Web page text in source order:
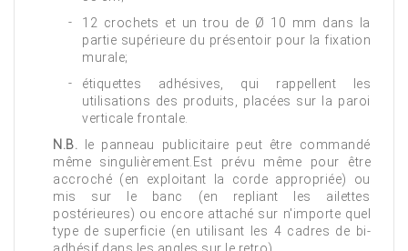
12 crochets et un trou de Ø 10 mm dans la
partie supérieure du présentoir pour la fixation
murale;
étiquettes adhésives, qui rappellent les
utilisations des produits, placées sur la paroi
verticale frontale.
N.B. le panneau publicitaire peut être commandé
même singulièrement.Est prévu même pour être
accroché (en exploitant la corde appropriée) ou
mis sur le banc (en repliant les ailettes
postérieures) ou encore attaché sur n'importe quel
type de superficie (en utilisant les 4 cadres de bi-